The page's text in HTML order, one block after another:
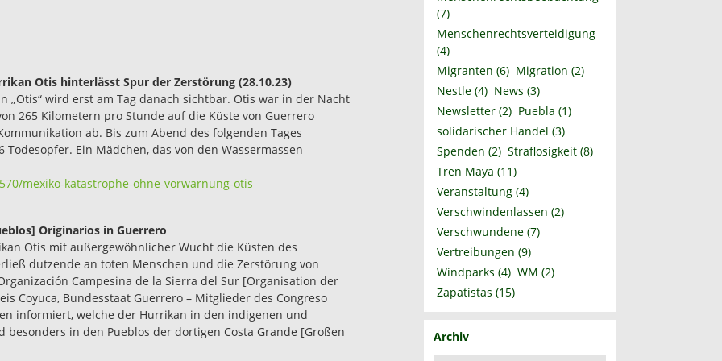
Otis hinterlässt Spur der Zerstörung (28.10.23)
„Otis“ wird erst am Tag danach sichtbar. Otis war in der Nacht
265 Kilometern pro Stunde auf die Küste von Guerrero
ab. Bis zum Abend des folgenden Tages
Ein Mädchen, das von den Wassermassen
mexiko-katastrophe-ohne-vorwarnung-otis
Originarios in Guerrero
Otis mit außergewöhnlicher Wucht die Küsten des
dutzende an toten Menschen und die Zerstörung von
Campesina de la Sierra del Sur [Organisation der
Coyuca, Bundesstaat Guerrero – Mitglieder des Congreso
informiert, welche der Hurrikan in den indigenen und
in den Pueblos der dortigen Costa Grande [Großen
(7)
Menschenrechtsverteidigung
(4)
Migranten (6) Migration (2)
Nestle (4) News (3)
Newsletter (2) Puebla (1)
solidarischer Handel (3)
Spenden (2) Straflosigkeit (8)
Tren Maya (11)
Veranstaltung (4)
Verschwindenlassen (2)
Verschwundene (7)
Vertreibungen (9)
Windparks (4) WM (2)
Zapatistas (15)
Archiv